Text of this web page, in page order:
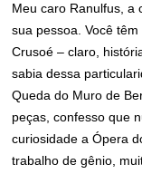
Meu caro Ranulfus, a
sua pessoa. Você
Crusoé – claro,
sabia dessa
Queda do Muro de
peças, confesso que
curiosidade a Ópera
trabalho de gênio,